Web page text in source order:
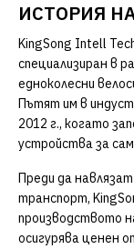
ИСТОРИЯ
KingSong Intell
специализиран в
едноколесни
Пътят им в
2012 г., когато
устройства за
Преди да
транспорт,
производството
осигурява ценен